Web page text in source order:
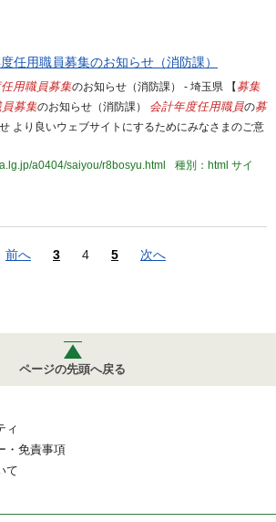
任用職員募集のお知らせ（消防課）
用職員募集のお知らせ（消防課） - 埼玉県 【 募集
員募集のお知らせ（消防課） 会計年度任用職員の募
より良いウェブサイトにするためにみなさまのご意
a0404/saiyou/r8bosyu.html
種別：html サイ
前へ 3 4 5 次へ
ページの先頭へ戻る
ィ
・免責事項
て